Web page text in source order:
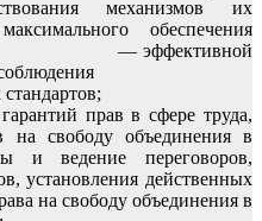
механизмов их
обеспечения
— эффективной
соблюдения
прав в сфере труда,
на свободу объединения в
и ведение переговоров,
установления действенных
на свободу объединения в